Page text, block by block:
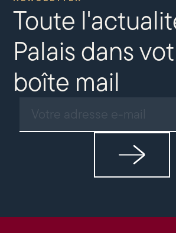
Toute
Palais dans
boîte mail